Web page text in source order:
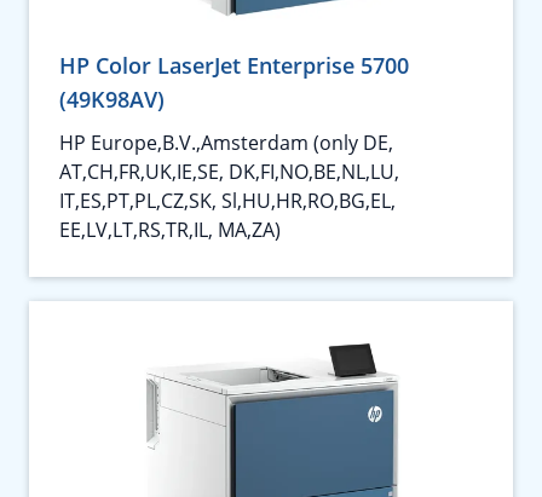
HP Color LaserJet Enterprise 5700
(49K98AV)
HP Europe,B.V.,Amsterdam (only DE,
AT,CH,FR,UK,IE,SE, DK,FI,NO,BE,NL,LU,
IT,ES,PT,PL,CZ,SK, Sl,HU,HR,RO,BG,EL,
EE,LV,LT,RS,TR,IL, MA,ZA)